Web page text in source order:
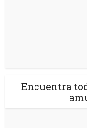
Encuentra